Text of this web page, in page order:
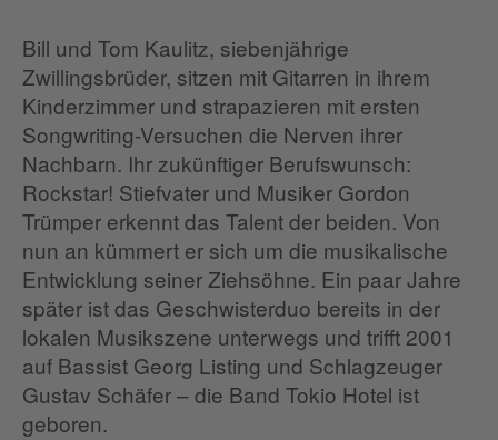
Bill und Tom Kaulitz, siebenjährige
Zwillingsbrüder, sitzen mit Gitarren in ihrem
Kinderzimmer und strapazieren mit ersten
Songwriting-Versuchen die Nerven ihrer
Nachbarn. Ihr zukünftiger Berufswunsch:
Rockstar! Stiefvater und Musiker Gordon
Trümper erkennt das Talent der beiden. Von
nun an kümmert er sich um die musikalische
Entwicklung seiner Ziehsöhne. Ein paar Jahre
später ist das Geschwisterduo bereits in der
lokalen Musikszene unterwegs und trifft 2001
auf Bassist Georg Listing und Schlagzeuger
Gustav Schäfer – die Band Tokio Hotel ist
geboren.